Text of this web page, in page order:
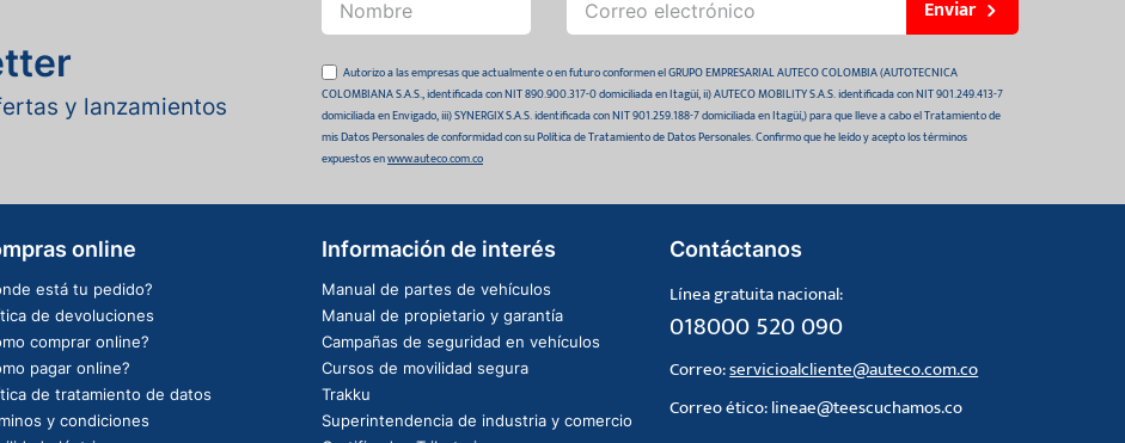
y lanzamientos
Enviar
Autorizo a las empresas que actualmente o en futuro conformen el GRUPO EMPRESARIAL AUTECO COLOMBIA (AUTOTECNICA
COLOMBIANA S.A.S., identificada con NIT 890.900.317-0 domiciliada en Itagüí, ii) AUTECO MOBILITY S.A.S. identificada con NIT 901.249.413-7
domiciliada en Envigado, iii) SYNERGIX S.A.S. identificada con NIT 901.259.188-7 domiciliada en Itagüí,) para que lleve a cabo el Tratamiento de
mis Datos Personales de conformidad con su Política de Tratamiento de Datos Personales. Confirmo que he leído y acepto los términos
expuestos enwww.auteco.com.co
online
está tu pedido?
de devoluciones
comprar online?
pagar online?
de tratamiento de datos
y condiciones
Información de interés
Manual de partes de vehículos
Manual de propietario y garantía
Campañas de seguridad en vehículos
Cursos de movilidad segura
Trakku
Superintendencia de industria y comercio
Contáctanos
Línea gratuita nacional:
018000 520 090
Correo:servicioalcliente@auteco.com.co
Correo ético:lineae@teescuchamos.co